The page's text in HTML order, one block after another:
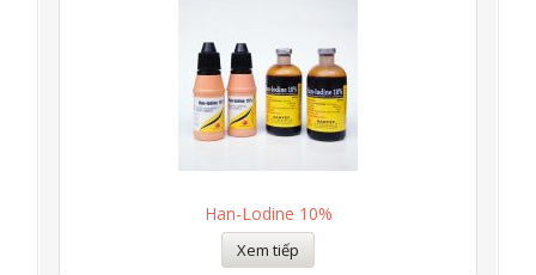
Han-Lodine 10%
Xem tiếp